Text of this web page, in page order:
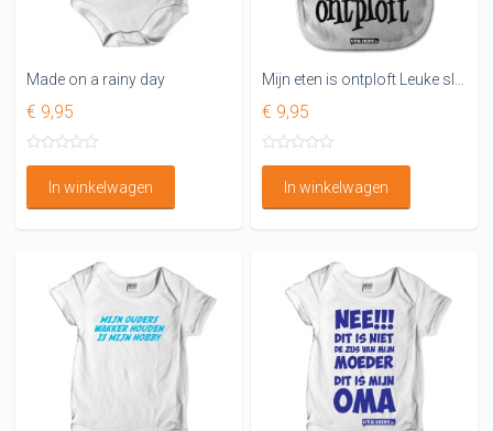
Made on a rainy day
€ 9,95
In winkelwagen
€ 9,95
In winkelwagen